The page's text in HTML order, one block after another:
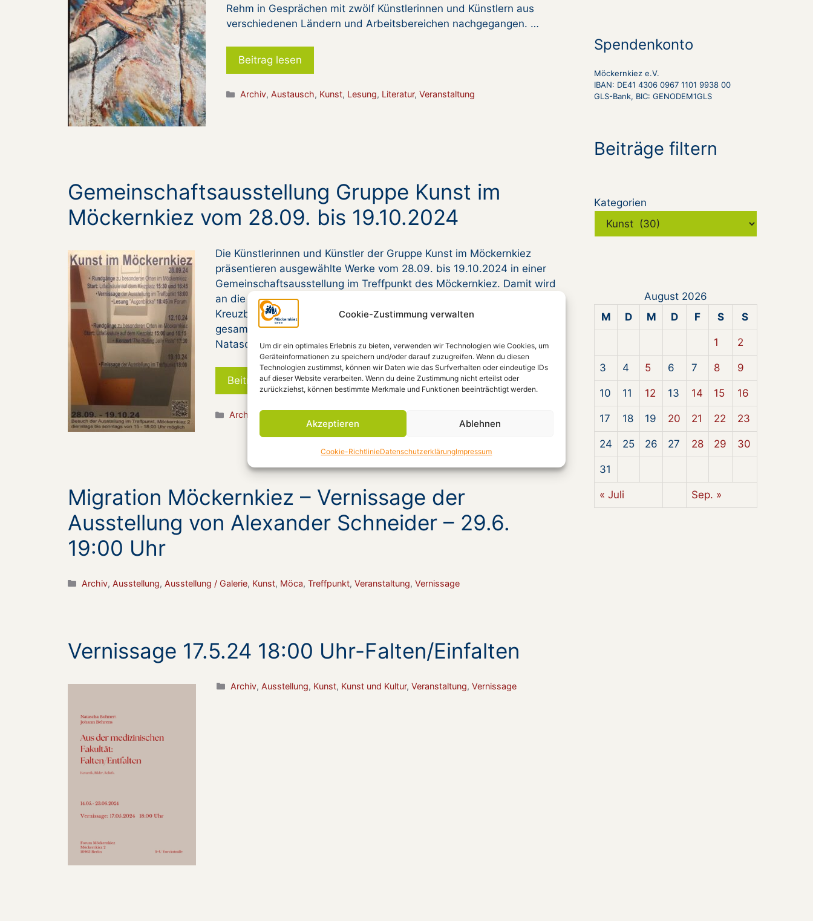
Cookie-Zustimmung verwalten
Um dir ein optimales Erlebnis zu bieten, verwenden wir Technologien wie Cookies, um
Geräteinformationen zu speichern und/oder darauf zuzugreifen. Wenn du diesen
Technologien zustimmst, können wir Daten wie das Surfverhalten oder eindeutige IDs
auf dieser Website verarbeiten. Wenn du deine Zustimmung nicht erteilst oder
zurückziehst, können bestimmte Merkmale und Funktionen beeinträchtigt werden.
Akzeptieren Ablehnen
Cookie-RichtlinieDatenschutzerklärungImpressum
Rehm in Gesprächen mit zwölf Künstlerinnen und Künstlern aus
verschiedenen Ländern und Arbeitsbereichen nachgegangen. …
Beitrag lesen
Kategorien
Archiv,Austausch, Kunst, Lesung, Literatur,Veranstaltung
Gemeinschaftsausstellung Gruppe Kunst im
Möckernkiez vom 28.09. bis 19.10.2024
Die Künstlerinnen und Künstler der Gruppe Kunst im Möckernkiez
präsentieren ausgewählte Werke vom 28.09. bis 19.10.2024 in einer
Gemeinschaftsausstellung im Treffpunkt des Möckernkiez. Damit wird
an die früheren gemeinsamen Ausstellungen im Rahmen der Art
Kreuzberg 2022 und 2023 angeknüpft. Im Treffpunkt sind während der
gesamten Dauer je zwei Werke von Dieter Barz, Johann Behrens,
Natascha …
Beitrag lesen
Kategorien
Archiv ,Ausstellung
Migration Möckernkiez – Vernissage der
Ausstellung von Alexander Schneider – 29.6.
19:00 Uhr
Kategorien
Archiv, Ausstellung, Ausstellung / Galerie, Kunst, Möca,Treffpunkt,Veranstaltung,Vernissage
Vernissage 17.5.24 18:00 Uhr-Falten/Einfalten
Kategorien
Archiv, Ausstellung, Kunst, Kunst und Kultur,Veranstaltung,Vernissage
Spendenkonto
Möckernkiez e.V.
IBAN: DE41 4306 0967 1101 9938 00
GLS-Bank, BIC: GENODEM1GLS
Beiträge filtern
Kategorien
August 2026
M
D M D F S S
1 2
3 4 5 6 7 8 9
10 11 12 13 14 15 16
17 18 19 20 21 22 23
24 25 26 27 28 29 30
31
« Juli Sep. »